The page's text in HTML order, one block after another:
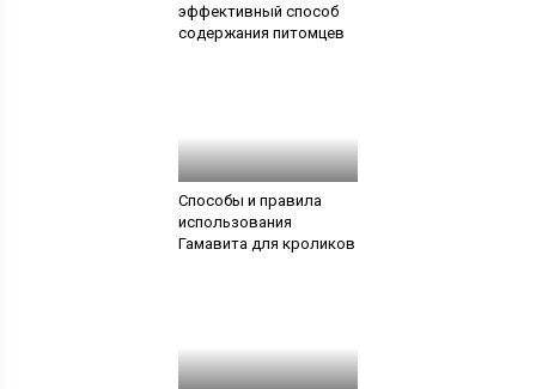
эффективный способ
содержания питомцев
Способы и правила
использования
Гамавита для кроликов